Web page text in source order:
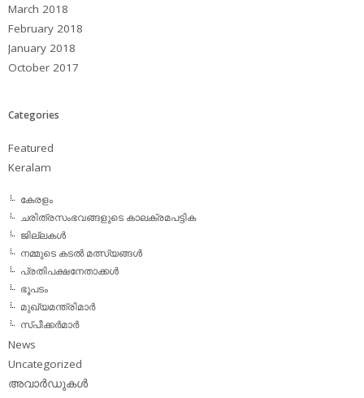
March 2018
February 2018
January 2018
October 2017
Categories
Featured
Keralam
കേരളം
ചരിത്രസംഭവങ്ങളുടെ കാലക്രമപട്ടിക
ജില്ലകള്‍
നമ്മുടെ കടല്‍ മത്സ്യങ്ങള്‍
പ്രതിപക്ഷനേതാക്കള്‍
ഭൂപടം
മുഖ്യമന്ത്രിമാര്‍
സ്പീക്കര്‍മാര്‍
News
Uncategorized
അവാര്‍ഡുകള്‍